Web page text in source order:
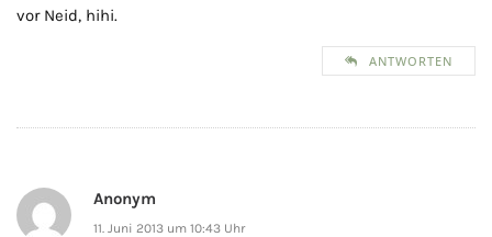
vor Neid, hihi.
ANTWORTEN
Anonym
11. Juni 2013 um 10:43 Uhr